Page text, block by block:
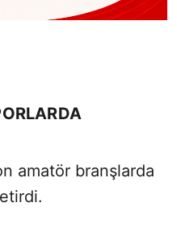
amatör branşlarda